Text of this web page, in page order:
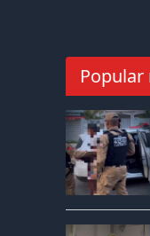
Popular